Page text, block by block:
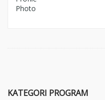
KATEGORI PROGRAM